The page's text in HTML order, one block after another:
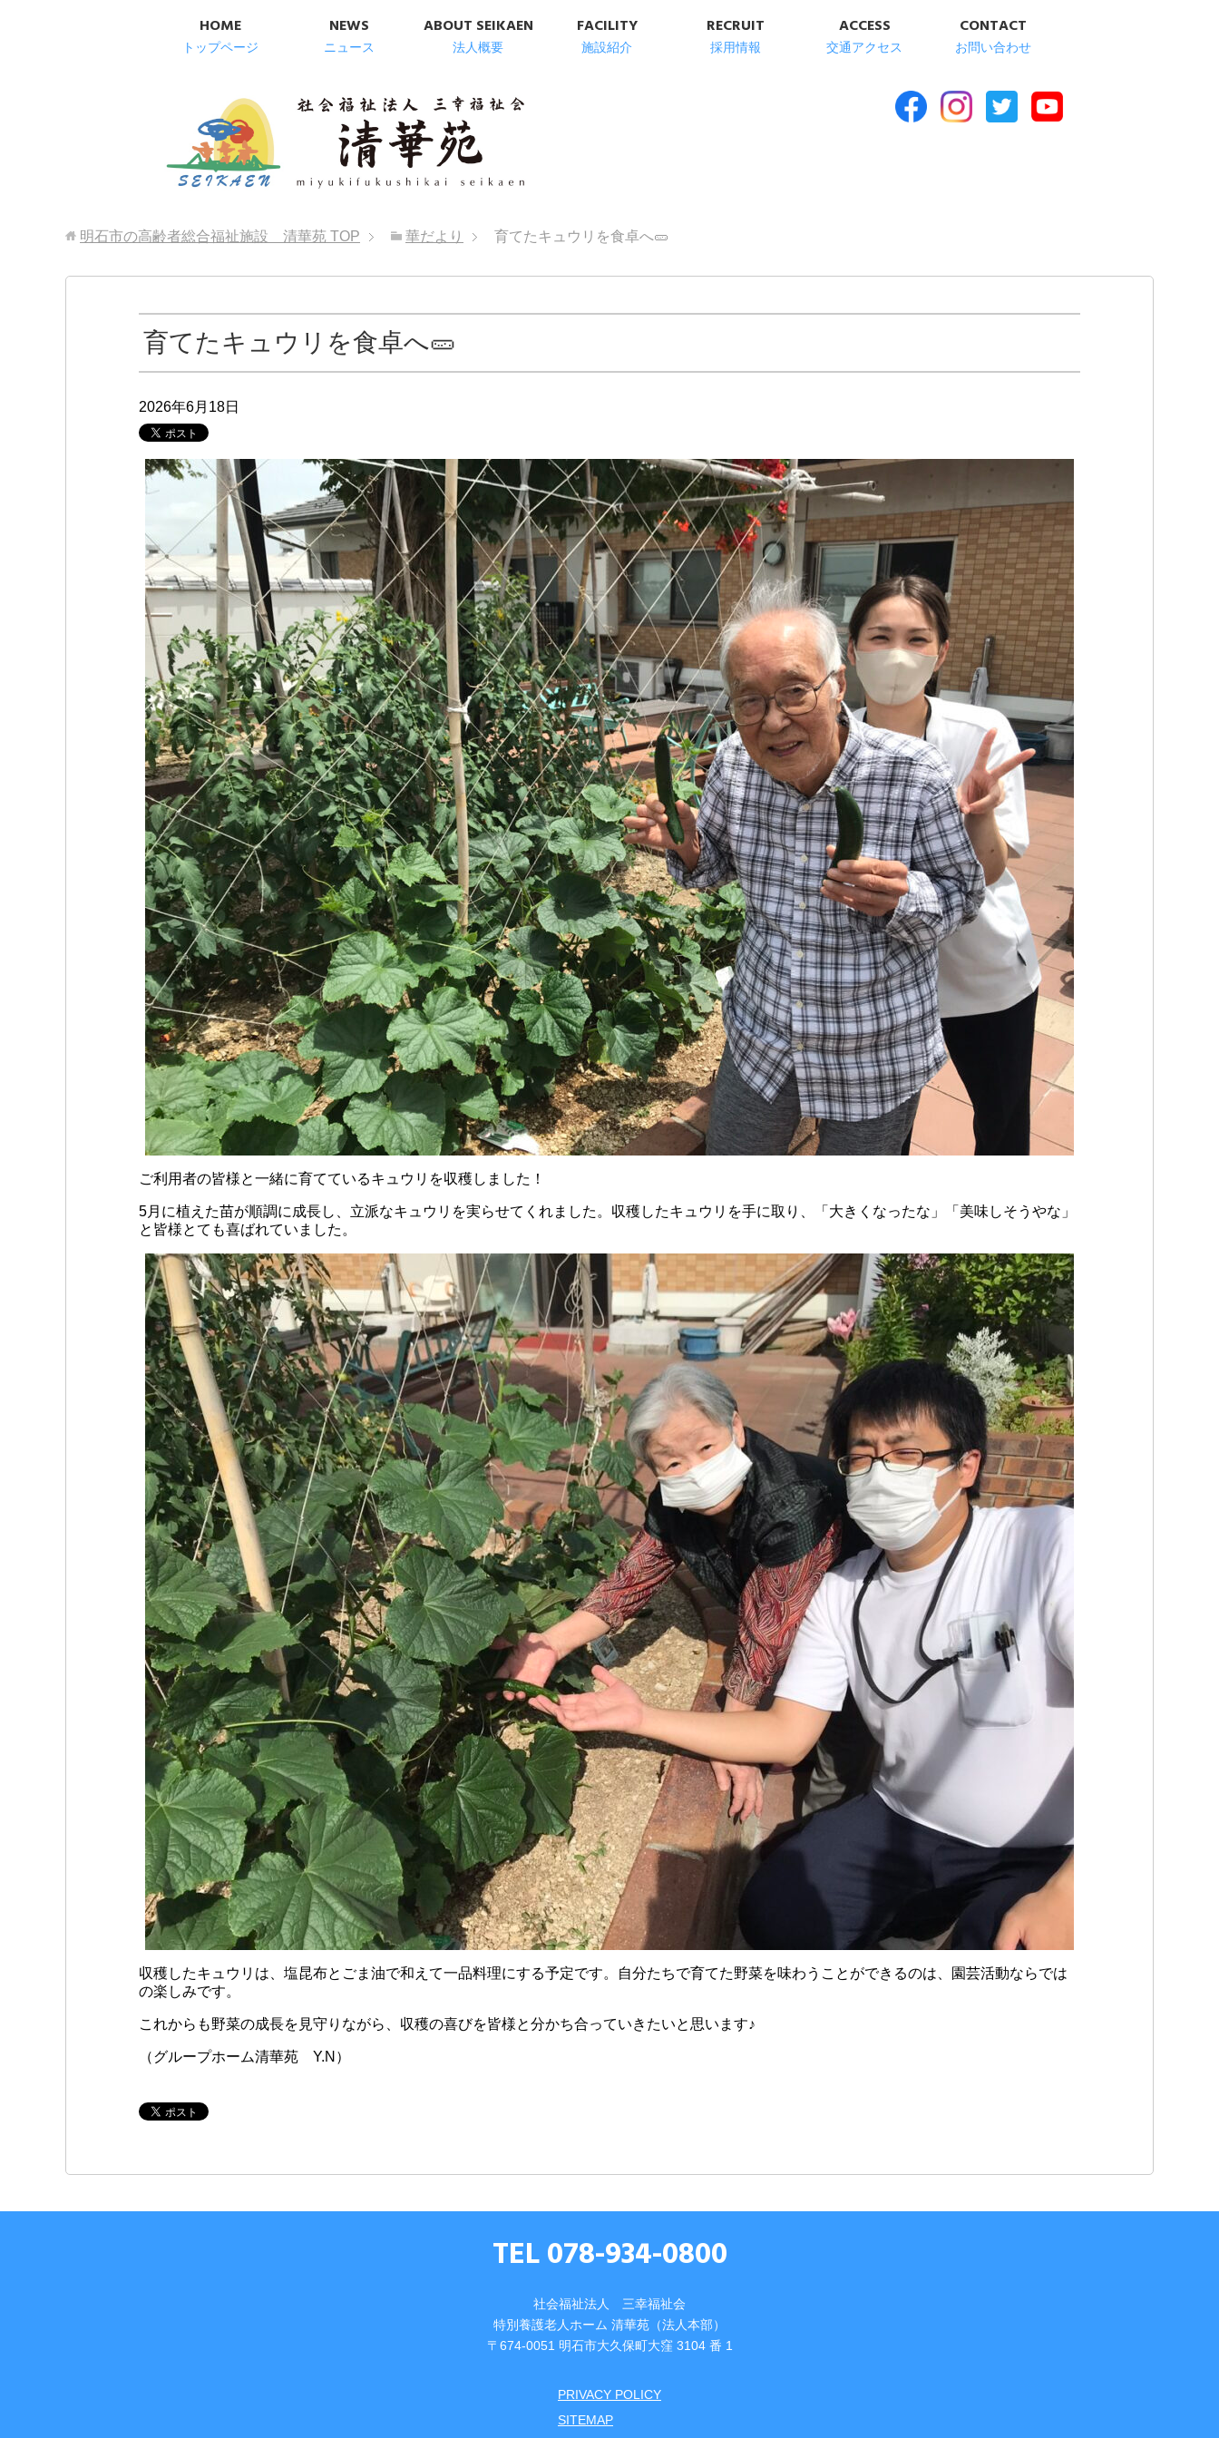
HOME
トップページ
NEWS
ニュース
ABOUT SEIKAEN
法人概要
FACILITY
施設紹介
RECRUIT
採用情報
ACCESS
交通アクセス
CONTACT
お問い合わせ
明石市の高齢者総合福祉施設 清華苑
明石市の高齢者総合福祉施設 清華苑 TOP 華だより 育てたキュウリを食卓へ🥒
育てたキュウリを食卓へ🥒
2026年6月18日
ご利用者の皆様と一緒に育てているキュウリを収穫しました！
5月に植えた苗が順調に成長し、立派なキュウリを実らせてくれました。収穫したキュウリを手に取り、「大きくなったな」「美味しそうやな」
と皆様とても喜ばれていました。
収穫したキュウリは、塩昆布とごま油で和えて一品料理にする予定です。自分たちで育てた野菜を味わうことができるのは、園芸活動ならでは
の楽しみです。
これからも野菜の成長を見守りながら、収穫の喜びを皆様と分かち合っていきたいと思います♪
（グループホーム清華苑 Y.N）
TEL 078-934-0800
社会福祉法人 三幸福祉会
特別養護⽼⼈ホーム 清華苑（法⼈本部）
〒674-0051 明⽯市⼤久保町⼤窪 3104 番 1
PRIVACY POLICY
SITEMAP